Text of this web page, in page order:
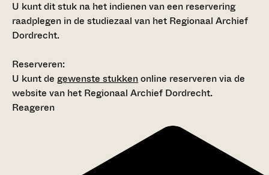
U kunt dit stuk na het indienen van een reservering
raadplegen in de studiezaal van het Regionaal Archief
Dordrecht.
Reserveren:
U kunt de gewenste stukkenonline reserveren via de
website van het Regionaal Archief Dordrecht.
Reageren